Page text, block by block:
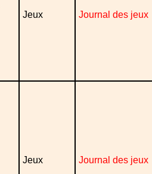
Jeux Journal des jeux
Jeux Journal des jeux